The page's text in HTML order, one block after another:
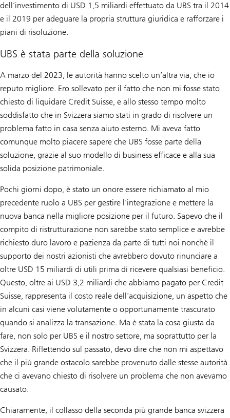
dell’investimento di USD 1,5 miliardi effettuato da UBS tra il 2014
e il 2019 per adeguare la propria struttura giuridica e rafforzare i
piani di risoluzione.
UBS è stata parte della soluzione
A marzo del 2023, le autorità hanno scelto un’altra via, che io
reputo migliore. Ero sollevato per il fatto che non mi fosse stato
chiesto di liquidare Credit Suisse, e allo stesso tempo molto
soddisfatto che in Svizzera siamo stati in grado di risolvere un
problema fatto in casa senza aiuto esterno. Mi aveva fatto
comunque molto piacere sapere che UBS fosse parte della
soluzione, grazie al suo modello di business efficace e alla sua
solida posizione patrimoniale.
Pochi giorni dopo, è stato un onore essere richiamato al mio
precedente ruolo a UBS per gestire l’integrazione e mettere la
nuova banca nella migliore posizione per il futuro. Sapevo che il
compito di ristrutturazione non sarebbe stato semplice e avrebbe
richiesto duro lavoro e pazienza da parte di tutti noi nonché il
supporto dei nostri azionisti che avrebbero dovuto rinunciare a
oltre USD 15 miliardi di utili prima di ricevere qualsiasi beneficio.
Questo, oltre ai USD 3,2 miliardi che abbiamo pagato per Credit
Suisse, rappresenta il costo reale dell'acquisizione, un aspetto che
in alcuni casi viene volutamente o opportunamente trascurato
quando si analizza la transazione. Ma è stata la cosa giusta da
fare, non solo per UBS e il nostro settore, ma soprattutto per la
Svizzera. Riflettendo sul passato, devo dire che non mi aspettavo
che il più grande ostacolo sarebbe provenuto dalle stesse autorità
che ci avevano chiesto di risolvere un problema che non avevamo
causato.
Chiaramente, il collasso della seconda più grande banca svizzera